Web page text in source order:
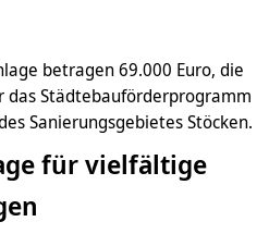
betragen 69.000 Euro, die
das Städtebauförderprogramm
Sanierungsgebietes Stöcken.
für vielfältige